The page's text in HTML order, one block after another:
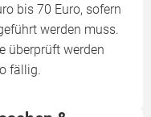
bis 70 Euro, sofern
werden muss.
überprüft werden
fällig.